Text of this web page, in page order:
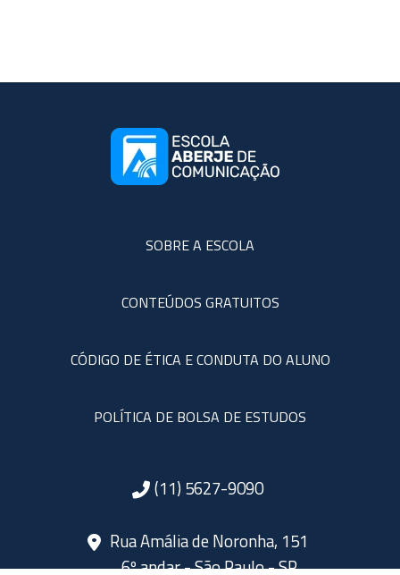
SOBRE A ESCOLA
CONTEÚDOS GRATUITOS
CÓDIGO DE ÉTICA E CONDUTA DO ALUNO
POLÍTICA DE BOLSA DE ESTUDOS
(11) 5627-9090
Rua Amália de Noronha, 151
6º andar - São Paulo - SP